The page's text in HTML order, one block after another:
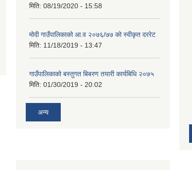
मिति: 08/19/2020 - 15:58
मोदी गाउँपालिकाको आ.व २०७६/७७ को स्वीकृत दररेट
मिति: 11/18/2019 - 13:47
गाउँपालिकाको बस्तुगत बिबरण तयारी कार्यबिधि २०७५
मिति: 01/30/2019 - 20:02
अन्य